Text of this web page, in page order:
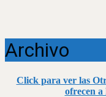
Archivo
Click para ver las
ofrecen a